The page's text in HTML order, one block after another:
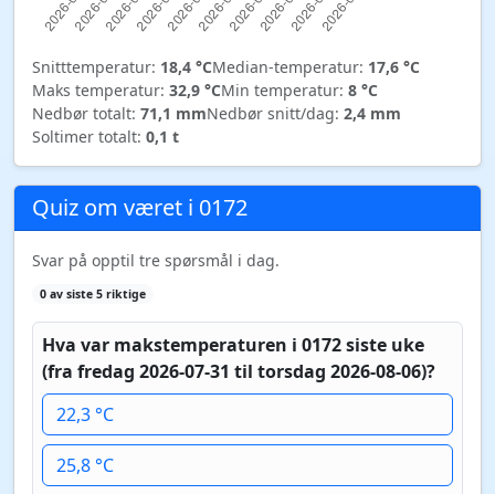
Snitttemperatur: 18,4 °CMedian-temperatur: 17,6 °C
Maks temperatur: 32,9 °CMin temperatur: 8 °C
Nedbør totalt: 71,1 mmNedbør snitt/dag: 2,4 mm
Soltimer totalt: 0,1 t
Quiz om været i 0172
Svar på opptil tre spørsmål i dag.
0 av siste 5 riktige
Hva var makstemperaturen i 0172 siste uke
(fra fredag 2026-07-31 til torsdag 2026-08-06)?
22,3 °C
25,8 °C